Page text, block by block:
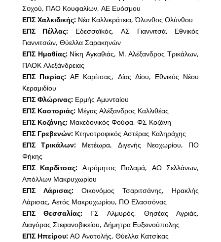
Σoχού, ΠΑΟ Κουφαλίων, ΑΕ Ευόσμου
ΕΠΣ Χαλκιδικής:Νέα Καλλικράτεια, Όλυνθος Ολύνθου
ΕΠΣ Πέλλας: Εδεσσαϊκός, ΑΣ Γιαννιτσά, Εθνικός
Γιαννιτσών, Θύελλα Σαρακηνών
ΕΠΣ Ημαθίας:Νίκη Αγκαθιάς, Μ. Αλέξανδρος Τρικάλων,
ΠΑΟΚ Αλεξάνδρειας
ΕΠΣ Πιερίας: ΑΕ Καρίτσας, Δίας Δίου, Εθνικός Νέου
Κεραμιδίου
ΕΠΣ Φλώρινας:Ερμής Αμυνταίου
ΕΠΣ Καστοριάς:Μέγας Αλέξανδρος Καλλιθέας
ΕΠΣ Κοζάνης:Μακεδονικός Φούφα, ΦΣ Κοζάνη
ΕΠΣ Γρεβενών:Κτηνοτροφικός Αστέρας Καληράχης
ΕΠΣ Τρικάλων: Μετέωρα, Διγενής Νεοχωρίου, ΠΟ
Φήκης
ΕΠΣ Καρδίτσας: Ατρόμητος Παλαμά, ΑΟ Σελλάνων,
Απόλλων Μακρυχωρίου
ΕΠΣ Λάρισας:Οικονόμος Τσαριτσάνης, Ηρακλής
Λάρισας, Αετός Μακρυχωρίου, ΠΟ Ελασσόνας
ΕΠΣ Θεσσαλίας: ΓΣ Αλμυρός, Θησέας Αγριάς,
Διαγόρας Στεφανοβικείου, Δήμητρα Ευξεινούπολης
ΕΠΣ Ηπείρου:ΑΟ Ανατολής, Θύελλα Κατσίκας